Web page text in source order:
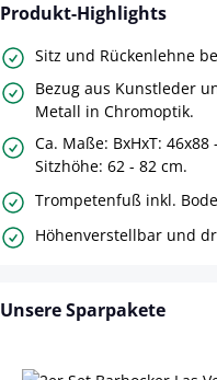
Produkt-Highlights
Sitz und Rückenlehne
Bezug aus Kunstleder
Metall in Chromoptik.
Ca. Maße: BxHxT:
Sitzhöhe: 62 - 82 cm.
Trompetenfuß inkl.
Höhenverstellbar und
Unsere Sparpakete